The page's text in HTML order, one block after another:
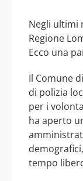
Negli ultimi
Regione
Ecco una
Il Comune
di polizia
per i
ha aperto
tempo